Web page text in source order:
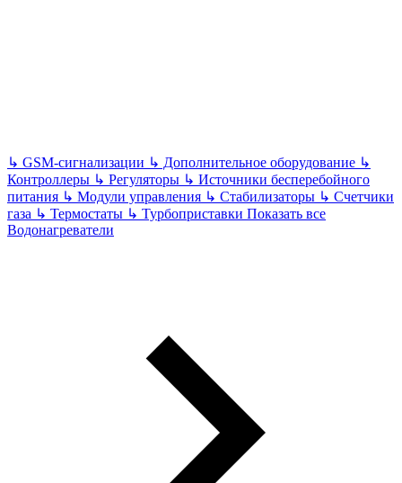
↳ GSM-сигнализации ↳ Дополнительное оборудование ↳
Контроллеры ↳ Регуляторы ↳ Источники бесперебойного
питания ↳ Модули управления ↳ Стабилизаторы ↳ Счетчики
газа ↳ Термостаты ↳ Турбоприставки Показать все
Водонагреватели